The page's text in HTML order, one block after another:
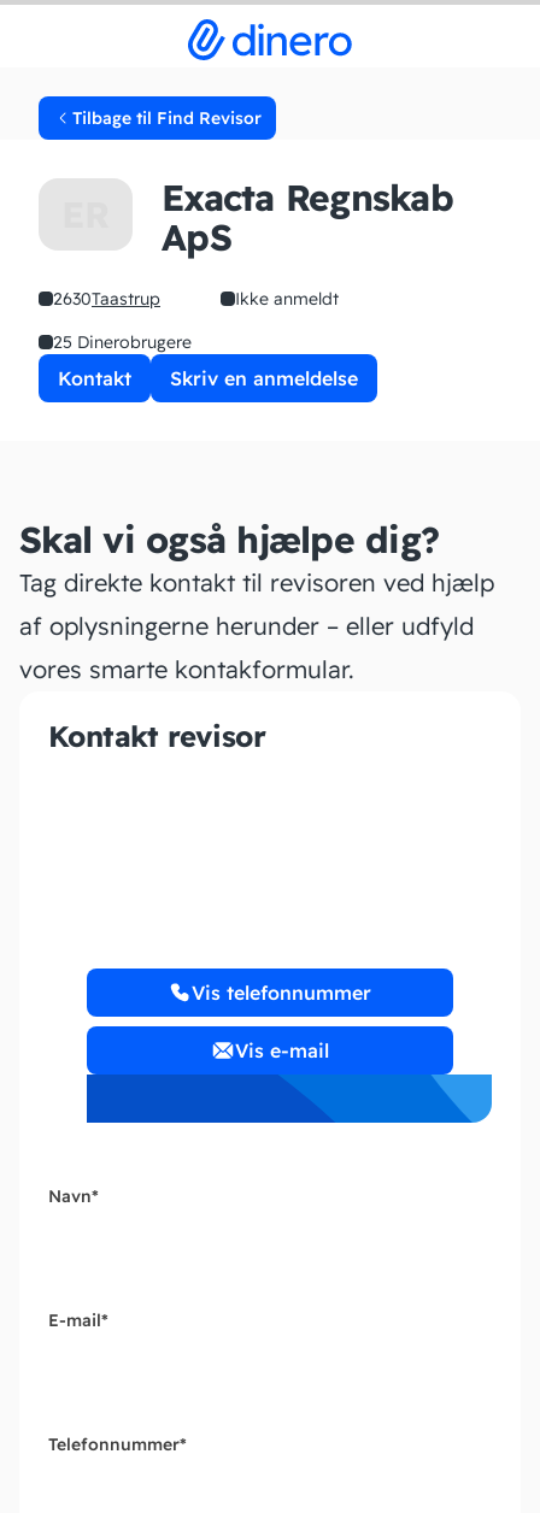
Tilbage til Find Revisor
Exacta Regnskab
ApS
2630Taastrup
Ikke anmeldt
25 Dinerobrugere
Kontakt Skriv en anmeldelse
Skal vi også hjælpe dig?
Tag direkte kontakt til revisoren ved hjælp
af oplysningerne herunder – eller udfyld
vores smarte kontakformular.
Kontakt revisor
Vis telefonnummer
Vis e-mail
Navn*
E-mail*
Telefonnummer*